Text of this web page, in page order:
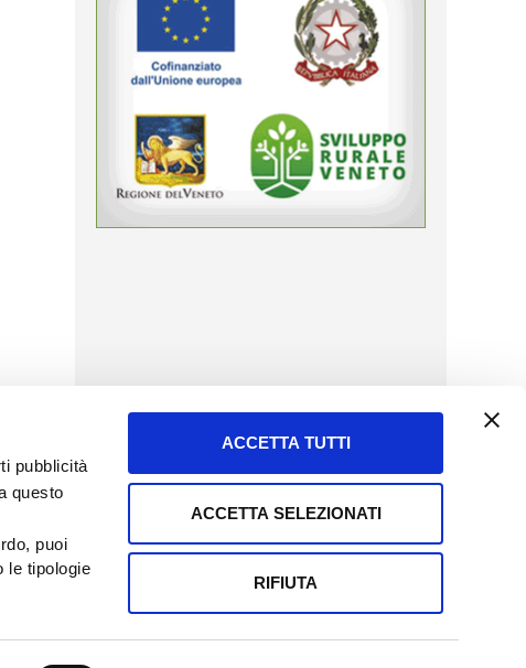
pubblicità
questo
puoi
le tipologie
ACCETTA TUTTI
ACCETTA SELEZIONATI
RIFIUTA
Tel + 39.045.8009480
clienti@informatoreagrario.it